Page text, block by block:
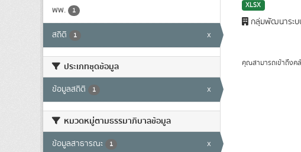
พพ. 1
สถิติ 1 x
ประเภทชุดข้อมูล
ข้อมูลสถิติ 1 x
หมวดหมู่ตามธรรมาภิบาลข้อมูล
ข้อมูลสาธารณะ 1 x
XLSX
กลุ่มพัฒนาระบ
คุณสามารถเข้าถึงค